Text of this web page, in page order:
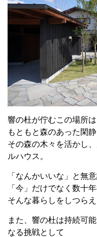
響の杜が佇むこの場所は
もともと森のあった閑
その森の木々を活かし
ルハウス。
「なんかいいな」と無
「今」だけでなく数十
そんな暮らしをしつらえ
また、響の杜は持続可
なる挑戦として